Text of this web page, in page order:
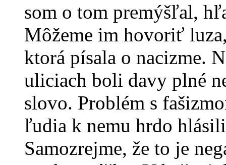
som o tom premýšľal,
Môžeme im hovoriť
ktorá písala o nacizme.
uliciach boli davy plné
slovo. Problém s
ľudia k nemu hrdo
Samozrejme, že to je